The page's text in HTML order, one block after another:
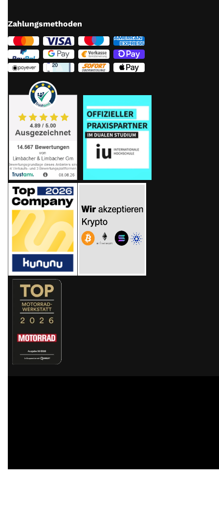
Zahlungsmethoden